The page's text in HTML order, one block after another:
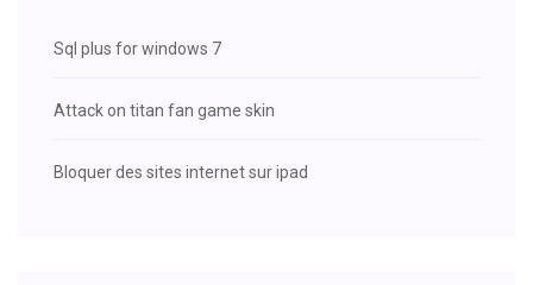
Sql plus for windows 7
Attack on titan fan game skin
Bloquer des sites internet sur ipad